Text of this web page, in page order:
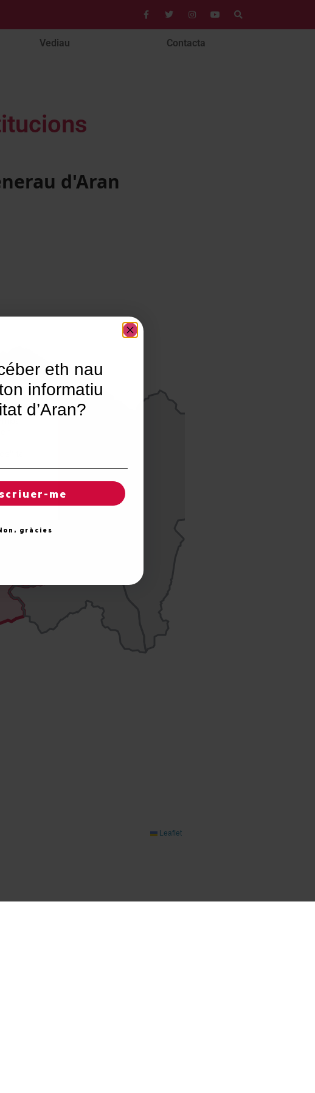
Vediau Contacta
ua
tà
eth nau
informatiu
d’Aran?
me
gràcies